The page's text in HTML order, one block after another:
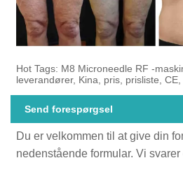
Hot Tags: M8 Microneedle RF -
leverandører, Kina, pris, prisliste,
Send forespørgsel
Du er velkommen til at give din
nedenstående formular. Vi